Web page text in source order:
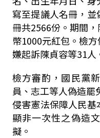
寫至提議人名冊，
冊共2566份。期間
幣1000元紅包。檢
嫌起訴陳貞容等31人
檢方審酌，國民黨
員、志工等人偽造罷
侵害憲法保障人民
顯非一次性之偽造
擬。